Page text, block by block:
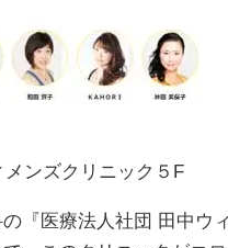
ンズクリニック５F
『医療法人社団 田中ウ